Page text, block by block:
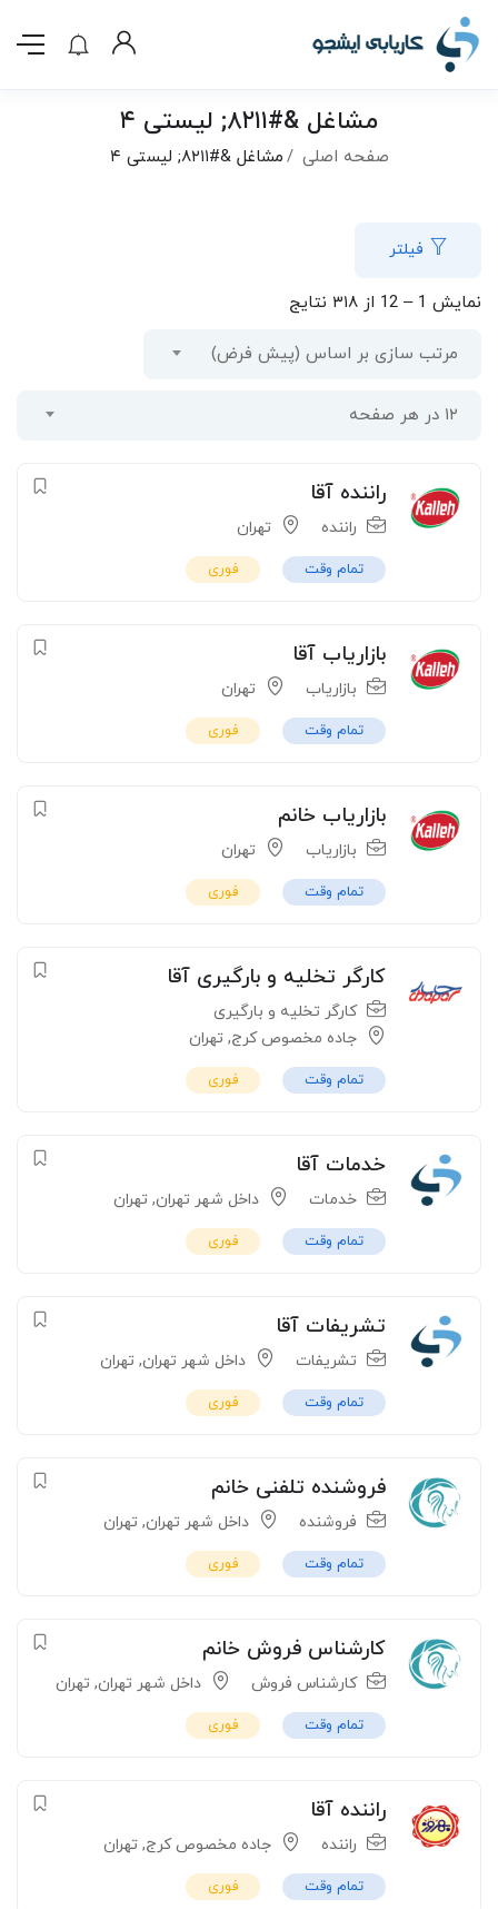
مشاغل &#۸۲۱۱; لیستی ۴
صفحه اصلی مشاغل &#۸۲۱۱; لیستی ۴
فیلتر
نمایش 1
–
12 از ۳۱۸ نتایج
مرتب سازی بر اساس (پیش فرض)
۱۲ در هر صفحه
راننده آقا
راننده تهران
تمام وقت فوری
بازاریاب آقا
بازاریاب تهران
تمام وقت فوری
بازاریاب خانم
بازاریاب تهران
تمام وقت فوری
کارگر تخلیه و بارگیری آقا
کارگر تخلیه و بارگیری
جاده مخصوص کرج, تهران
تمام وقت فوری
خدمات آقا
خدمات داخل شهر تهران, تهران
تمام وقت فوری
تشریفات آقا
تشریفات داخل شهر تهران, تهران
تمام وقت فوری
فروشنده تلفنی خانم
فروشنده داخل شهر تهران, تهران
تمام وقت فوری
کارشناس فروش خانم
کارشناس فروش داخل شهر تهران, تهران
تمام وقت فوری
راننده آقا
راننده جاده مخصوص کرج, تهران
تمام وقت فوری